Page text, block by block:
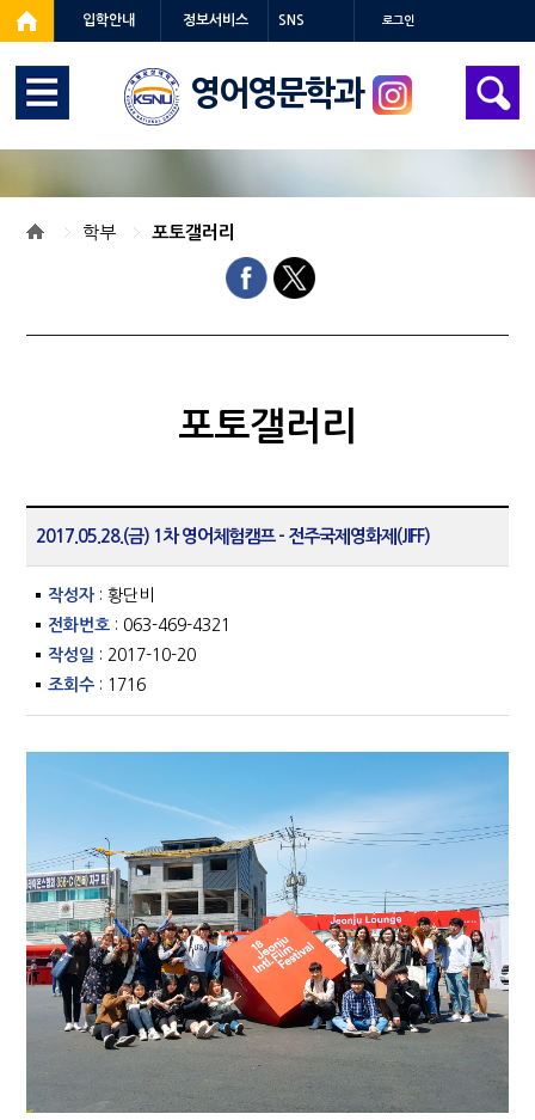
입학안내 정보서비스 SNS 로그인
영어영문학과
학부 포토갤러리
포토갤러리
2017.05.28.(금) 1차 영어체험캠프 - 전주국제영화제(JIFF)
작성자 : 황단비
전화번호 : 063-469-4321
작성일 : 2017-10-20
조회수 : 1716